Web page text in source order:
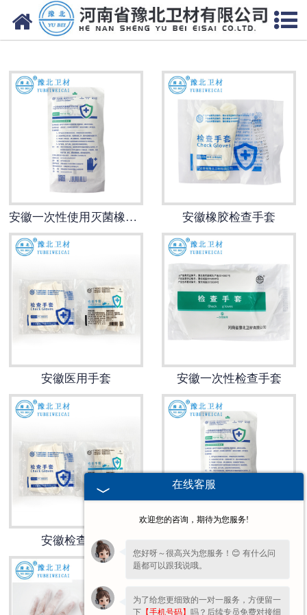
网站首页
安徽医用纱布
安徽无纺布
安徽医用棉签
安徽医用口罩帽
安徽医用包类
安徽医用手套
安徽防护用品
安徽其他卫材
安徽新品推荐
安徽一次性使用灭菌橡胶******手套 安徽橡胶检查手套
安徽医用手套 安徽一次性检查手套
安徽检查手套
在线客服
欢迎您的咨询，期待为您服务!
您好呀～很高兴为您服务！😊 有什么问
题都可以跟我说哦。
为了给您更细致的一对一服务，方便留一
下 【手机号码】 吗？后续专员免费对接细